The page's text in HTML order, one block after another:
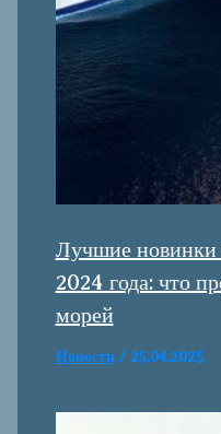
Лучшие новинки
2024 года: что
морей
Новости/ 25.04.2025